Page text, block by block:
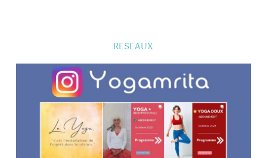
510,00€
620,00€
RESEAUX